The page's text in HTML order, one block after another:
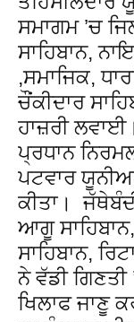
ਸਮਾਗਮ ’ਚ
ਸਾਹਿਬਾਨ,
,ਸਮਾਜਿਕ,
ਚੌਂਕੀਦਾਰ
ਹਾਜ਼ਰੀ
ਪ੍ਰਧਾਨ
ਪਟਵਾਰ
ਕੀਤਾ।
ਆਗੂ
ਸਾਹਿਬਾਨ,
ਨੇ ਵੱਡੀ
ਖਿਲਾਫ ਜਾਣੂ